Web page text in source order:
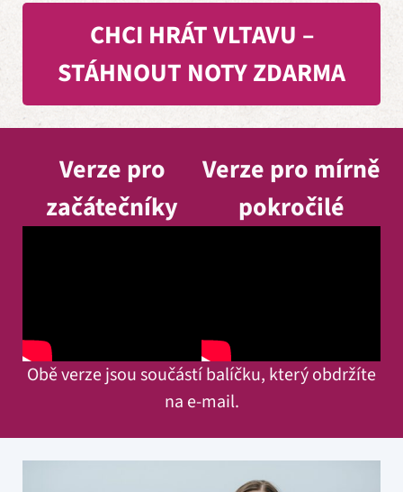
CHCI HRÁT VLTAVU –
STÁHNOUT NOTY ZDARMA
Verze pro
začátečníky
Verze pro mírně
pokročilé
Obě verze jsou součástí balíčku, který obdržíte
na e-mail.